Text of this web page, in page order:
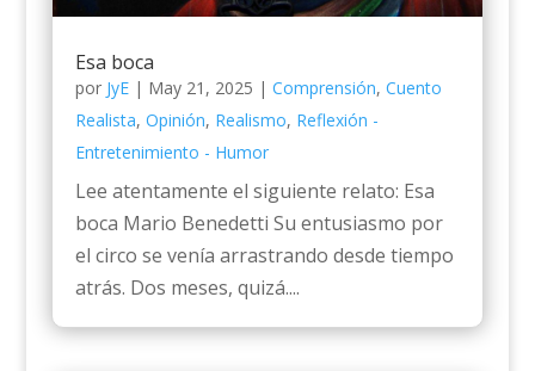
Esa boca
por JyE| May 21, 2025 | Comprensión, Cuento
Realista, Opinión, Realismo, Reflexión -
Entretenimiento - Humor
Lee atentamente el siguiente relato: Esa
boca Mario Benedetti Su entusiasmo por
el circo se venía arrastrando desde tiempo
atrás. Dos meses, quizá....